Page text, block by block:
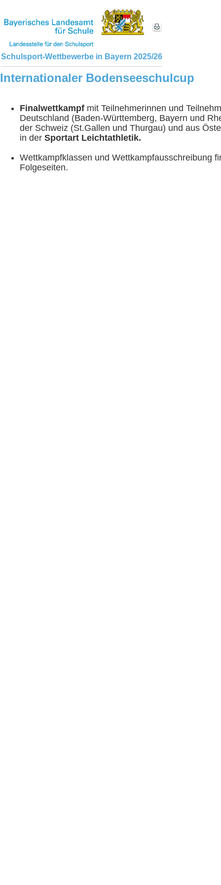
Schulsport-Wettbewerbe in Bayern 2025/26
Internationaler Bodenseeschulcup
Finalwettkampf mit Teilnehmerinnen und
Deutschland (Baden-Württemberg, Bayern und
der Schweiz (St.Gallen und Thurgau) und aus
in der Sportart Leichtathletik.
Wettkampfklassen und Wettkampfausschreibung
Folgeseiten.